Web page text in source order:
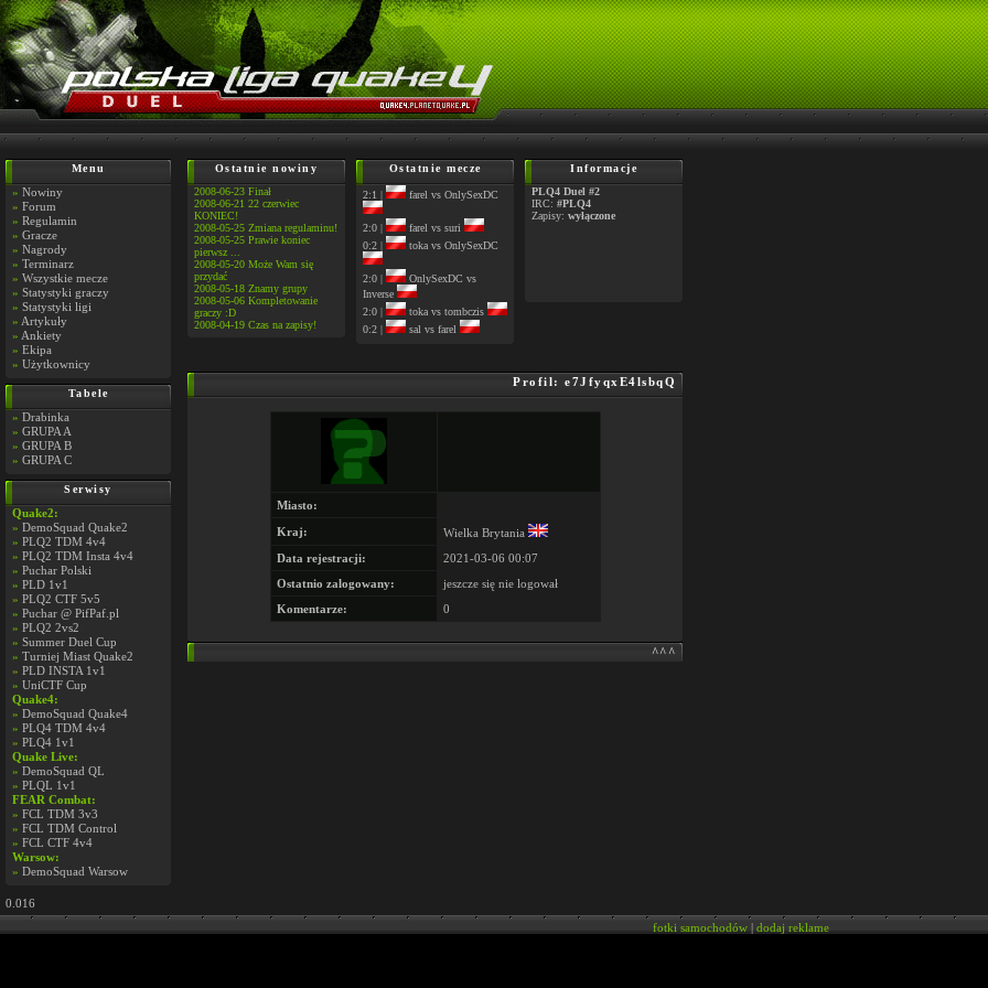
Menu
» Nowiny
» Forum
» Regulamin
» Gracze
» Nagrody
» Terminarz
» Wszystkie mecze
» Statystyki graczy
» Statystyki ligi
» Artykuły
» Ankiety
» Ekipa
» Użytkownicy
Tabele
» Drabinka
» GRUPA A
» GRUPA B
» GRUPA C
Serwisy
Quake2:
» DemoSquad Quake2
» PLQ2 TDM 4v4
» PLQ2 TDM Insta 4v4
» Puchar Polski
» PLD 1v1
» PLQ2 CTF 5v5
» Puchar @ PifPaf.pl
» PLQ2 2vs2
» Summer Duel Cup
» Turniej Miast Quake2
» PLD INSTA 1v1
» UniCTF Cup
Quake4:
» DemoSquad Quake4
» PLQ4 TDM 4v4
» PLQ4 1v1
Quake Live:
» DemoSquad QL
» PLQL 1v1
FEAR Combat:
» FCL TDM 3v3
» FCL TDM Control
» FCL CTF 4v4
Warsow:
» DemoSquad Warsow
Ostatnie nowiny
2008-06-23 Finał
2008-06-21 22 czerwiec
KONIEC!
2008-05-25 Zmiana regulaminu!
2008-05-25 Prawie koniec
pierwsz ...
2008-05-20 Może Wam się
przydać
2008-05-18 Znamy grupy
2008-05-06 Kompletowanie
graczy :D
2008-04-19 Czas na zapisy!
Ostatnie mecze
2:1 | farel vs OnlySexDC
2:0 |
farel vs suri
0:2 |
toka vs OnlySexDC
2:0 |
OnlySexDC vs
Inverse
2:0 |
toka vs tombczis
0:2 |
sal vs farel
Informacje
PLQ4 Duel #2
IRC: #PLQ4
Zapisy: wyłączone
Profil: e7JfyqxE4lsbqQ
Miasto:
Kraj:
Wielka Brytania
Data rejestracji:
2021-03-06 00:07
Ostatnio zalogowany:
jeszcze się nie logował
Komentarze:
0
^^^
0.016
fotki samochodów | dodaj reklame